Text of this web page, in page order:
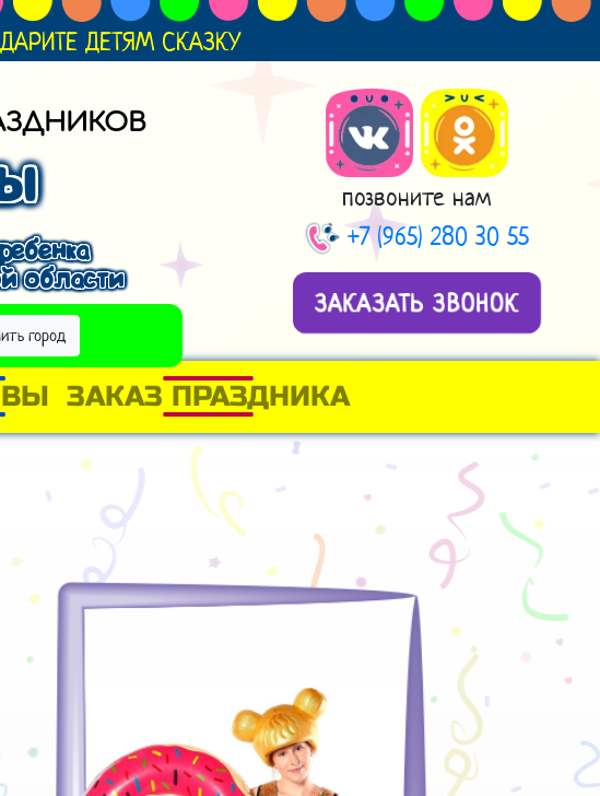
ДЕТЯМ СКАЗКУ
области
город
позвоните нам
+7 (965) 280 30 55
ЗАКАЗАТЬ ЗВОНОК
ЗАКАЗ ПРАЗДНИКА